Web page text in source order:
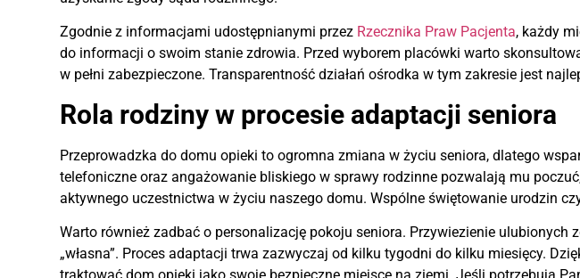
Zgodnie z informacjami udostępnianymi przez Rzecznika Praw Pacjenta, każdy
do informacji o swoim stanie zdrowia. Przed wyborem placówki warto
w pełni zabezpieczone. Transparentność działań ośrodka w tym zakresie jest
Rola rodziny w procesie adaptacji seniora
Przeprowadzka do domu opieki to ogromna zmiana w życiu seniora, dlatego
telefoniczne oraz angażowanie bliskiego w sprawy rodzinne pozwalają mu
aktywnego uczestnictwa w życiu naszego domu. Wspólne świętowanie urodzin
Warto również zadbać o personalizację pokoju seniora. Przywiezienie
„własna”. Proces adaptacji trwa zazwyczaj od kilku tygodni do kilku miesięcy.